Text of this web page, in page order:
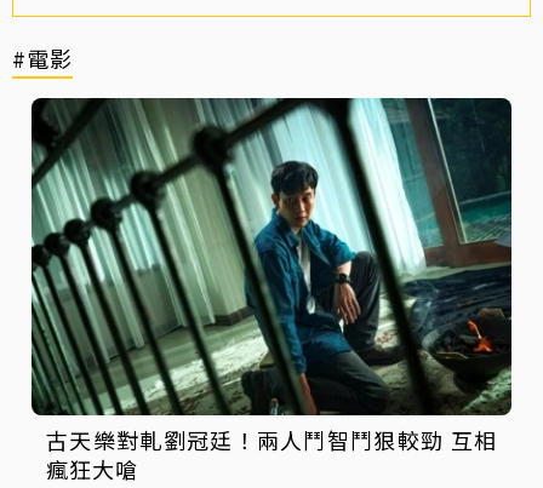
#電影
古天樂對軋劉冠廷！兩人鬥智鬥狠較勁 互相
瘋狂大嗆